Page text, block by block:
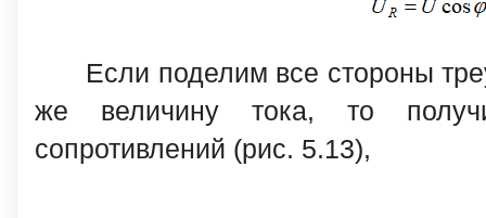
Если поделим все стороны
же величину тока, то
сопротивлений (рис. 5.13),